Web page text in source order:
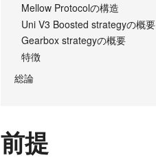
Mellow Protocolの構造
Uni V3 Boosted strategyの概要
Gearbox strategyの概要
特徴
総論
前提